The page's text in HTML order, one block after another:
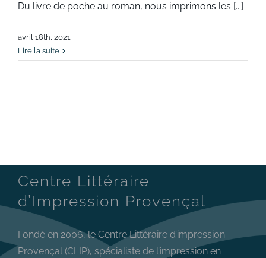
Du livre de poche au roman, nous imprimons les [...]
avril 18th, 2021
Lire la suite
Centre Littéraire
d’Impression Provençal
Fondé en 2006, le Centre Littéraire d’impression
Provençal (CLIP), spécialiste de l’impression en